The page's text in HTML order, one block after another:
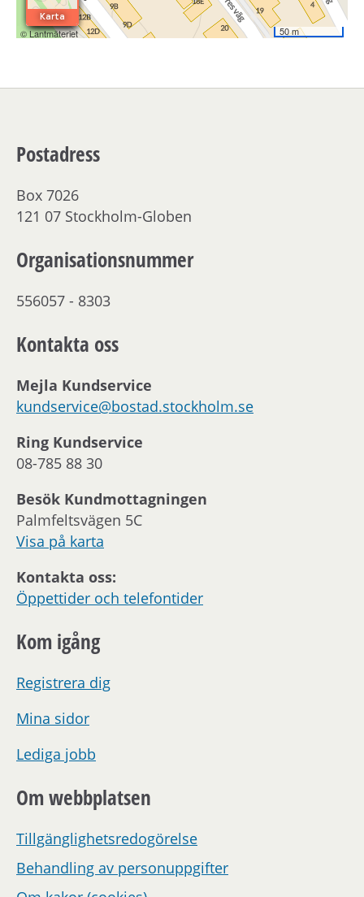
Postadress
Box 7026
121 07 Stockholm-Globen
Organisationsnummer
556057 - 8303
Kontakta oss
Mejla Kundservice
kundservice@bostad.stockholm.se
Ring Kundservice
08-785 88 30
Besök Kundmottagningen
Palmfeltsvägen 5C
Visa på karta
Kontakta oss:
Öppettider och telefontider
Kom igång
Registrera dig
Mina sidor
Lediga jobb
Om webbplatsen
Tillgänglighetsredogörelse
Behandling av personuppgifter